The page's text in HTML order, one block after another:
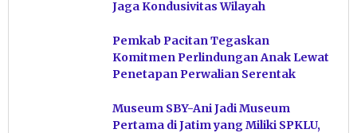
Jaga Kondusivitas Wilayah
Pemkab Pacitan Tegaskan
Komitmen Perlindungan Anak Lewat
Penetapan Perwalian Serentak
Museum SBY-Ani Jadi Museum
Pertama di Jatim yang Miliki SPKLU,